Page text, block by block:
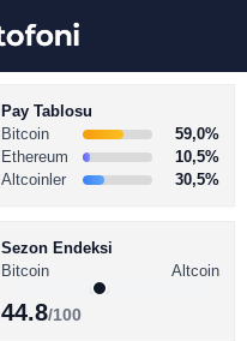
Pay Tablosu
Bitcoin
59,0%
Ethereum
10,5%
Altcoinler
30,5%
Sezon Endeksi
Bitcoin
Altcoin
44.8/100